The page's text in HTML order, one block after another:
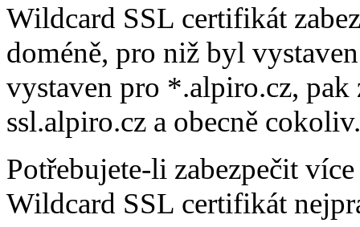
Wildcard SSL certifikát
doméně, pro niž byl
vystaven pro *.alpiro.cz,
ssl.alpiro.cz a obecně
Potřebujete-li zabezpečit
Wildcard SSL certifikát